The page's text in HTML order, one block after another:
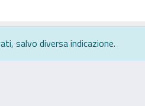
salvo diversa indicazione.